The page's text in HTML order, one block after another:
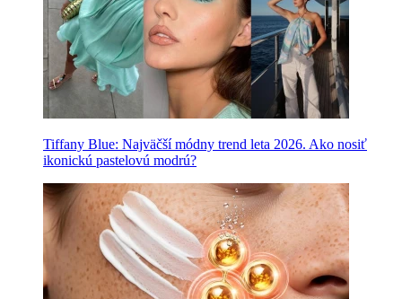
Tiffany Blue: Najväčší módny trend leta 2026. Ako nosiť
ikonickú pastelovú modrú?